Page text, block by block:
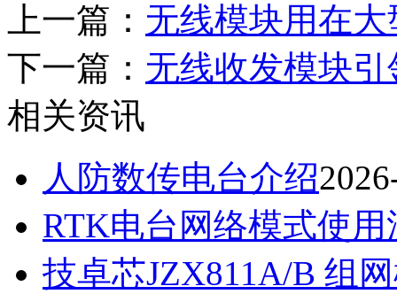
上一篇： 无线模块用在
下一篇： 无线收发模块
相关资讯
人防数传电台介绍
RTK电台网络模式使用
技卓芯JZX811A/B 组